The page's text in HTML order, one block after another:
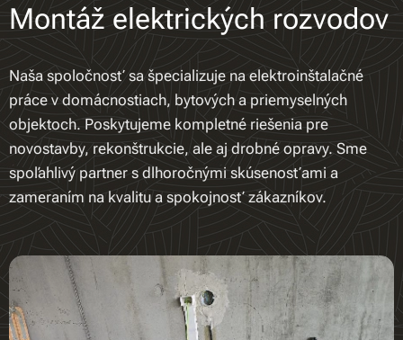
Montáž elektrických rozvodov
Naša spoločnosť sa špecializuje na elektroinštalačné
práce v domácnostiach, bytových a priemyselných
objektoch. Poskytujeme kompletné riešenia pre
novostavby, rekonštrukcie, ale aj drobné opravy. Sme
spoľahlivý partner s dlhoročnými skúsenosťami a
zameraním na kvalitu a spokojnosť zákazníkov.